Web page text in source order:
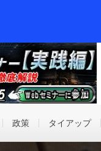
政策 タイアップ